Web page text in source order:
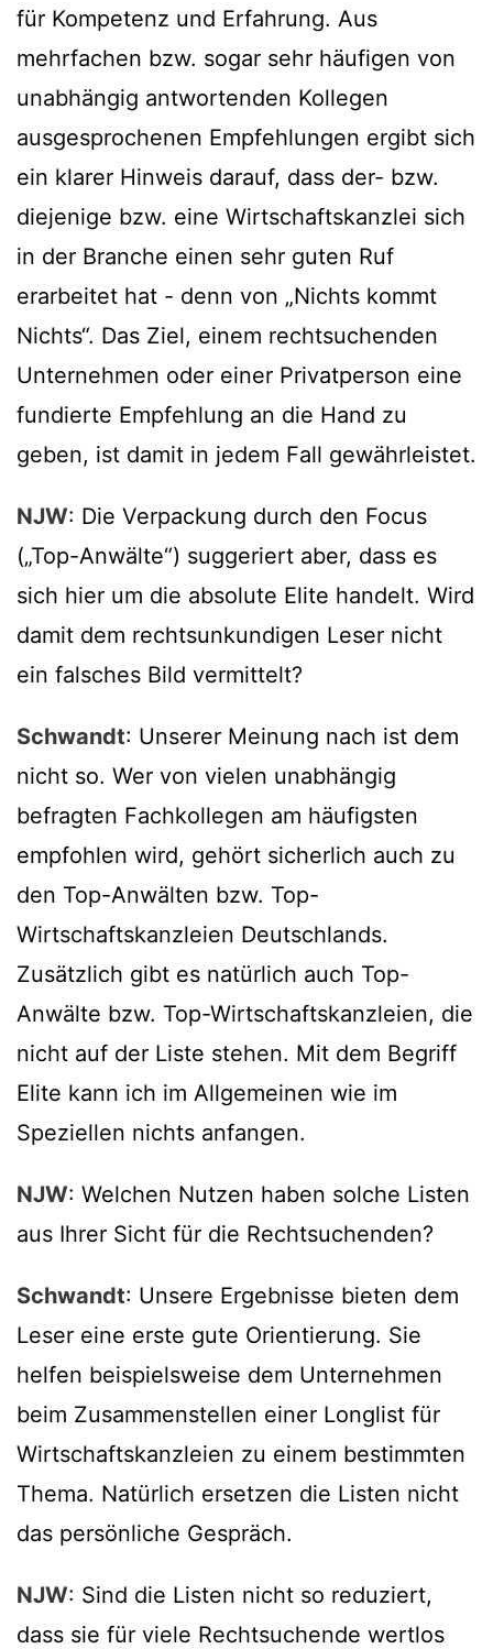
für Kompetenz und Erfahrung. Aus
mehrfachen bzw. sogar sehr häufigen von
unabhängig antwortenden Kollegen
ausgesprochenen Empfehlungen ergibt sich
ein klarer Hinweis darauf, dass der- bzw.
diejenige bzw. eine Wirtschaftskanzlei sich
in der Branche einen sehr guten Ruf
erarbeitet hat - denn von „Nichts kommt
Nichts“. Das Ziel, einem rechtsuchenden
Unternehmen oder einer Privatperson eine
fundierte Empfehlung an die Hand zu
geben, ist damit in jedem Fall gewährleistet.
NJW: Die Verpackung durch den Focus
(„Top-Anwälte“) suggeriert aber, dass es
sich hier um die absolute Elite handelt. Wird
damit dem rechtsunkundigen Leser nicht
ein falsches Bild vermittelt?
Schwandt: Unserer Meinung nach ist dem
nicht so. Wer von vielen unabhängig
befragten Fachkollegen am häufigsten
empfohlen wird, gehört sicherlich auch zu
den Top-Anwälten bzw. Top-
Wirtschaftskanzleien Deutschlands.
Zusätzlich gibt es natürlich auch Top-
Anwälte bzw. Top-Wirtschaftskanzleien, die
nicht auf der Liste stehen. Mit dem Begriff
Elite kann ich im Allgemeinen wie im
Speziellen nichts anfangen.
NJW: Welchen Nutzen haben solche Listen
aus Ihrer Sicht für die Rechtsuchenden?
Schwandt: Unsere Ergebnisse bieten dem
Leser eine erste gute Orientierung. Sie
helfen beispielsweise dem Unternehmen
beim Zusammenstellen einer Longlist für
Wirtschaftskanzleien zu einem bestimmten
Thema. Natürlich ersetzen die Listen nicht
das persönliche Gespräch.
NJW: Sind die Listen nicht so reduziert,
dass sie für viele Rechtsuchende wertlos